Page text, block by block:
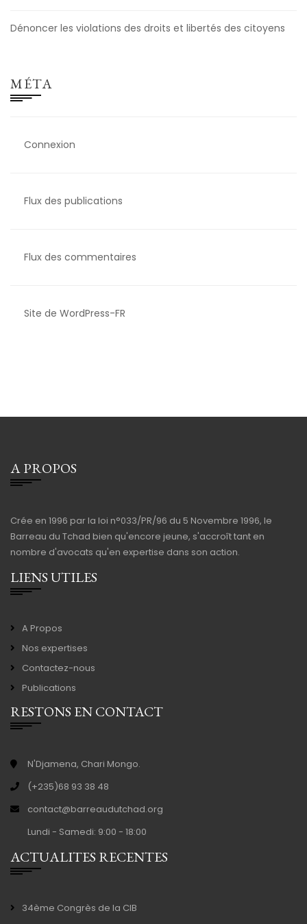
Dénoncer les violations des droits et libertés des citoyens
MÉTA
Connexion
Flux des publications
Flux des commentaires
Site de WordPress-FR
A PROPOS
Crée en 1996 par la loi n°033/PR/96 du 5 Novembre 1996, le
Barreau du Tchad bien qu'encore jeune, s'accroît tant en
nombre d'avocats qu'en expertise dans son action.
LIENS UTILES
A Propos
Nos expertises
Contactez-nous
Publications
RESTONS EN CONTACT
N'Djamena, Chari Mongo.
(+235)68 93 38 48
contact@barreaudutchad.org
Lundi - Samedi: 9:00 - 18:00
ACTUALITES RECENTES
34ème Congrès de la CIB